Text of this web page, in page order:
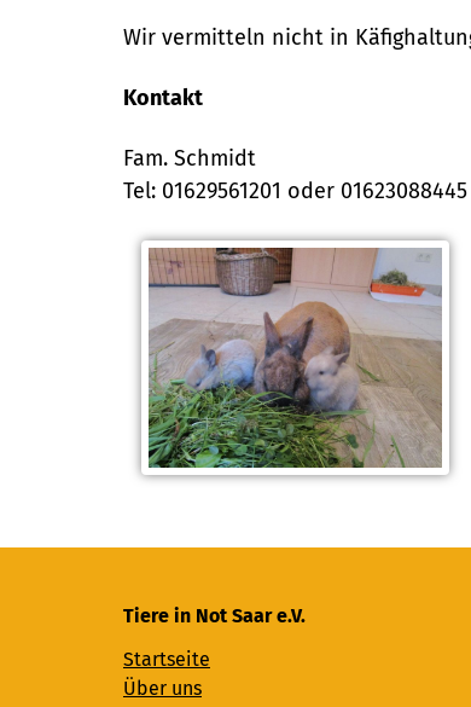
Wir vermitteln nicht in
Kontakt
Fam. Schmidt
Tel: 01629561201 oder 01623088445
Tiere in Not Saar e.V.
Startseite
Über uns